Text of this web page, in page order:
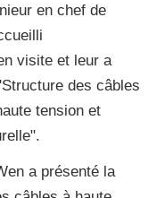
en chef de
visite et leur a
des câbles
tension et
a présenté la